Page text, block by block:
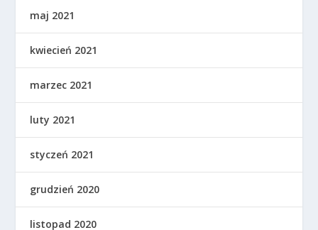
maj 2021
kwiecień 2021
marzec 2021
luty 2021
styczeń 2021
grudzień 2020
listopad 2020